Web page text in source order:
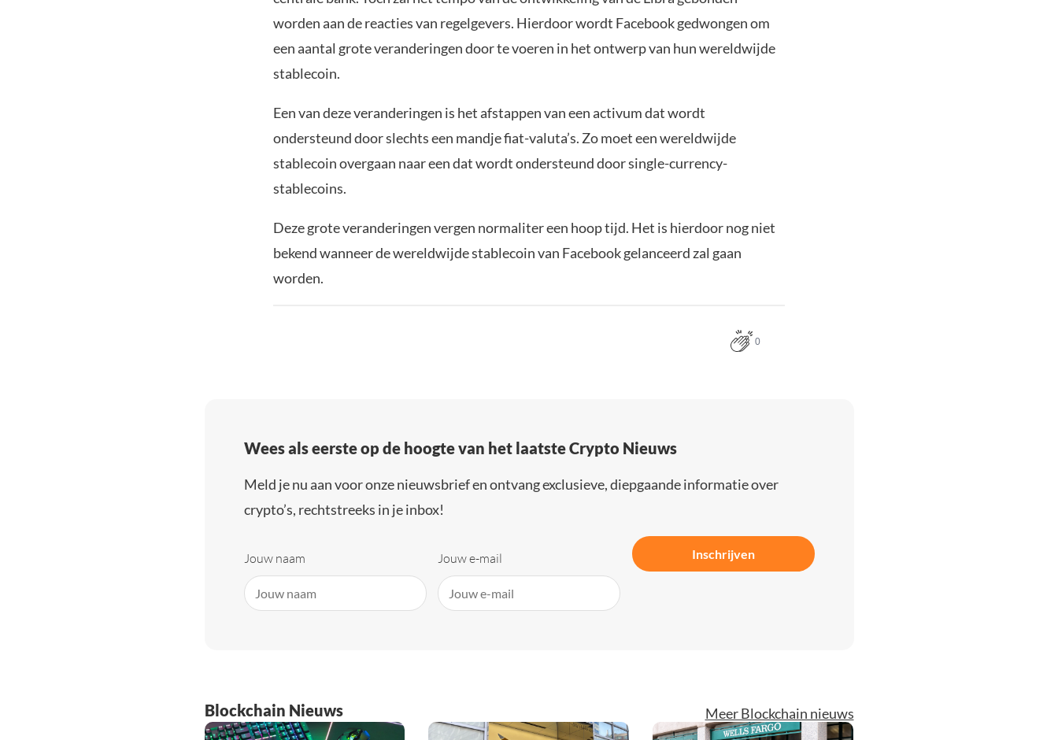
worden aan de reacties van regelgevers. Hierdoor wordt Facebook gedwongen om
een aantal grote veranderingen door te voeren in het ontwerp van hun wereldwijde
stablecoin.
Een van deze veranderingen is het afstappen van een activum dat wordt
ondersteund door slechts een mandje fiat-valuta’s. Zo moet een wereldwijde
stablecoin overgaan naar een dat wordt ondersteund door single-currency-
stablecoins.
Deze grote veranderingen vergen normaliter een hoop tijd. Het is hierdoor nog niet
bekend wanneer de wereldwijde stablecoin van Facebook gelanceerd zal gaan
worden.
0
Wees als eerste op de hoogte van het laatste Crypto Nieuws
Meld je nu aan voor onze nieuwsbrief en ontvang exclusieve, diepgaande informatie over
crypto’s, rechtstreeks in je inbox!
Jouw naam Jouw e-mail Inschrijven
Blockchain Nieuws Meer Blockchain nieuws